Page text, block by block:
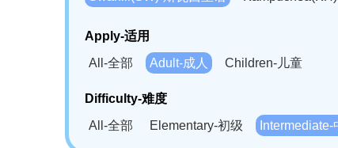
Apply-适用
All-全部
Adult-成人 Children-儿童
Difficulty-难度
All-全部
Elementary-初级 Intermediate-